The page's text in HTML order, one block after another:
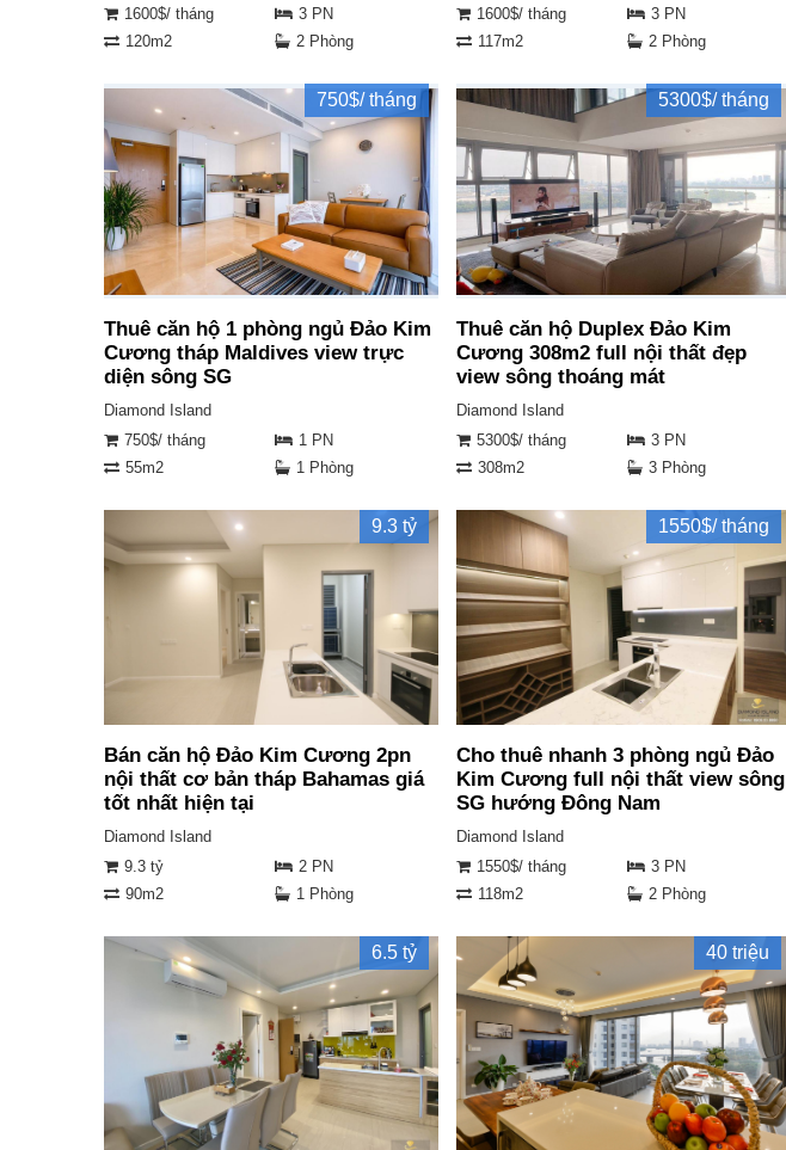
1600$/ tháng
3 PN
120m2
2 Phòng
1600$/ tháng
3 PN
117m2
2 Phòng
750$/ tháng
Thuê căn hộ 1 phòng ngủ Đảo Kim
Cương tháp Maldives view trực
diện sông SG
Diamond Island
750$/ tháng
1 PN
55m2
1 Phòng
5300$/ tháng
Thuê căn hộ Duplex Đảo Kim
Cương 308m2 full nội thất đẹp
view sông thoáng mát
Diamond Island
5300$/ tháng
3 PN
308m2
3 Phòng
9.3 tỷ
Bán căn hộ Đảo Kim Cương 2pn
nội thất cơ bản tháp Bahamas giá
tốt nhất hiện tại
Diamond Island
9.3 tỷ
2 PN
90m2
1 Phòng
1550$/ tháng
Cho thuê nhanh 3 phòng ngủ Đảo
Kim Cương full nội thất view sông
SG hướng Đông Nam
Diamond Island
1550$/ tháng
3 PN
118m2
2 Phòng
6.5 tỷ 40 triệu